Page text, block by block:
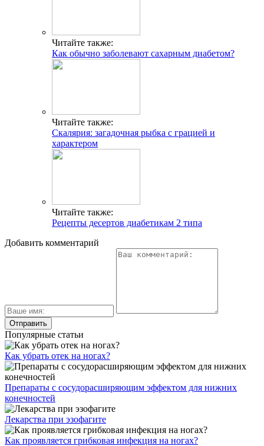
Читайте также:
Как обычно заболевают сахарным диабетом?
Читайте также:
Скалярия: загадочная рыбка с грацией и
характером
Читайте также:
Рецепты десертов диабетикам 2 типа
Добавить комментарий
Популярные статьи
Как убрать отек на ногах?
Препараты с сосудорасширяющим эффектом для нижних
конечностей
Лекарства при эзофагите
Как проявляется грибковая инфекция на ногах?